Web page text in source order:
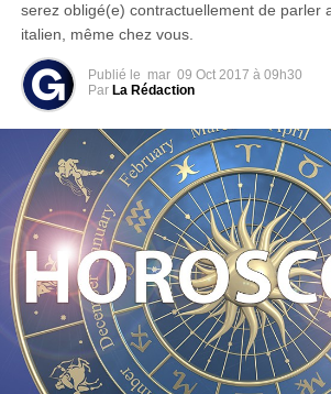
serez obligé(e) contractuellement de parler
italien, même chez vous.
Publié le mar 09 Oct 2017 à 09h30
Par La Rédaction